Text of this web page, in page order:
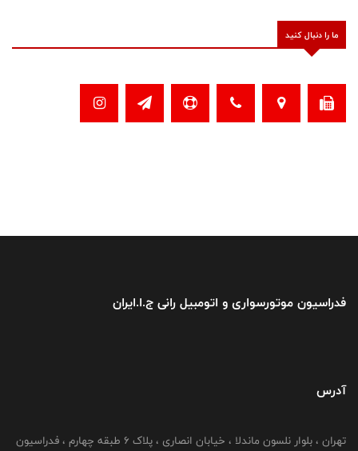
ما را دنبال کنید
فدراسیون موتورسواری و اتومبیل رانی ج.ا.ایران
آدرس
تهران ، بلوار نلسون ماندلا ، خیابان انصاری ، پلاک ۶ طبقه چهارم ، فدراسیون